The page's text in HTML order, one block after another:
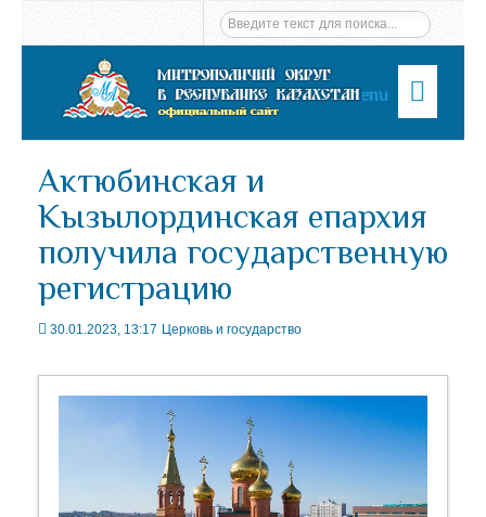
Menu
Актюбинская и
Кызылординская епархия
получила государственную
регистрацию
30.01.2023, 13:17 Церковь и государство